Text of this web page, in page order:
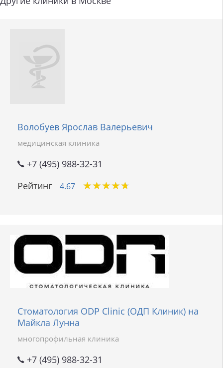
Волобуев Ярослав Валерьевич
медицинская клиника
+7 (495) 988-32-31
Рейтинг
4.67 ★★★★★
★★★★★
Стоматология ODP Clinic (ОДП Клиник) на
Майкла Лунна
многопрофильная клиника
+7 (495) 988-32-31